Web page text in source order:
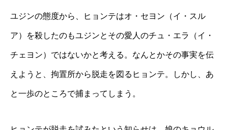
ユジンの態度から、ヒョンテはオ・セヨン（イ・スル
ア）を殺したのもユジンとその愛人のチュ・エラ（イ・
チェヨン）ではないかと考える。なんとかその事実を伝
えようと、拘置所から脱走を図るヒョンテ。しかし、あ
と一歩のところで捕まってしまう。